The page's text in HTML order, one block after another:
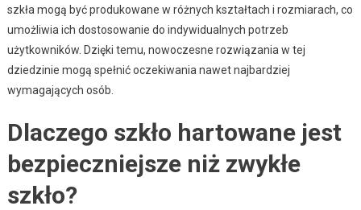
szkła mogą być produkowane w różnych kształtach i rozmiarach, co
umożliwia ich dostosowanie do indywidualnych potrzeb
użytkowników. Dzięki temu, nowoczesne rozwiązania w tej
dziedzinie mogą spełnić oczekiwania nawet najbardziej
wymagających osób.
Dlaczego szkło hartowane jest
bezpieczniejsze niż zwykłe
szkło?